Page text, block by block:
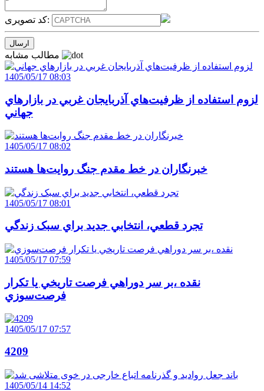
کد تصویری:
1405/05/17 08:03
لزوم استفاده از ظرفيت‌هاي آذربايجان غربي در بازارهاي
جهاني
1405/05/17 08:02
خبرنگاران در خط مقدم جنگ روايت‌ها هستند
1405/05/17 08:01
تجرد قطعي، انتخابي جديد براي سبک زندگي
1405/05/17 07:59
نقده ،بر سر دوراهي فرصت تاريخي يا تکرار
فرصت‌سوزي
1405/05/17 07:57
4209
1405/05/14 14:52